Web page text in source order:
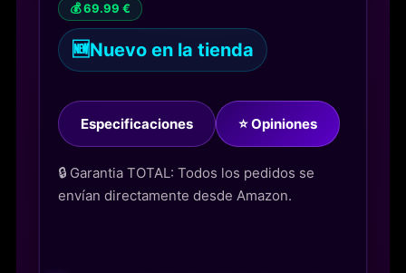
💰 69.99 €
🆕Nuevo en la tienda
Especificaciones ⭐ Opiniones
🔒 Garantia TOTAL: Todos los pedidos se
envían directamente desde Amazon.